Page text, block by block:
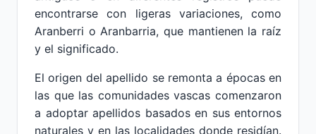
encontrarse con ligeras variaciones, como
Aranberri o Aranbarria, que mantienen la raíz
y el significado.
El origen del apellido se remonta a épocas en
las que las comunidades vascas comenzaron
a adoptar apellidos basados en sus entornos
naturales y en las localidades donde residían.